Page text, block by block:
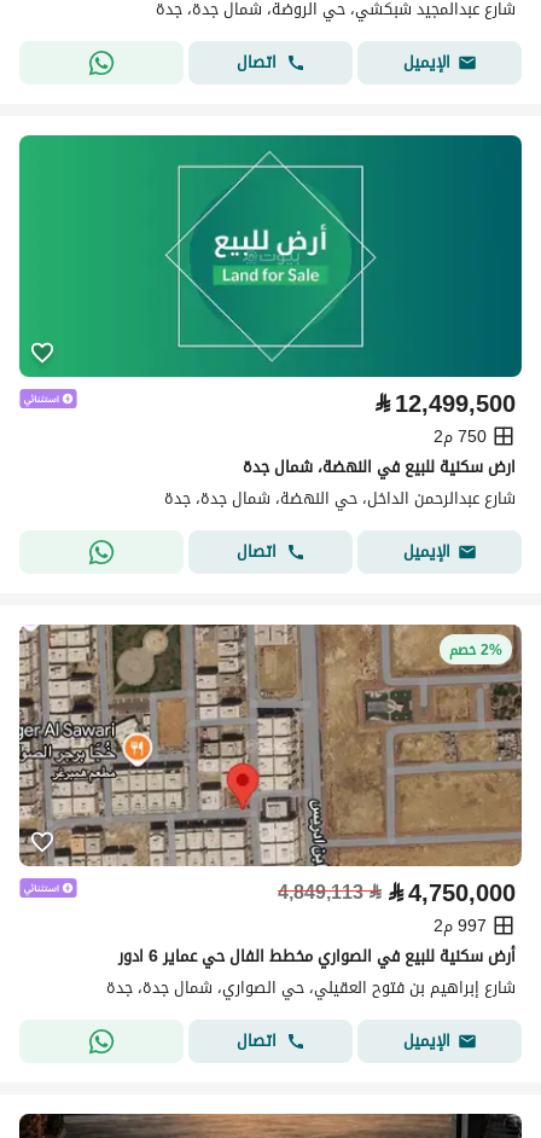
شارع عبدالمجيد شبكشي، حي الروضة، شمال جدة، جدة
الإيميل
اتصال
⃁12,499,500
750 م2
ارض سكنية للبيع في النهضة، شمال جدة
شارع عبدالرحمن الداخل، حي النهضة، شمال جدة، جدة
الإيميل
اتصال
2% خصم
⃁4,750,000
⃁
4,849,113
997 م2
أرض سكنية للبيع في الصواري مخطط الفال حي عماير 6 ادور
شارع إبراهيم بن فتوح العقيلي، حي الصواري، شمال جدة، جدة
الإيميل
اتصال